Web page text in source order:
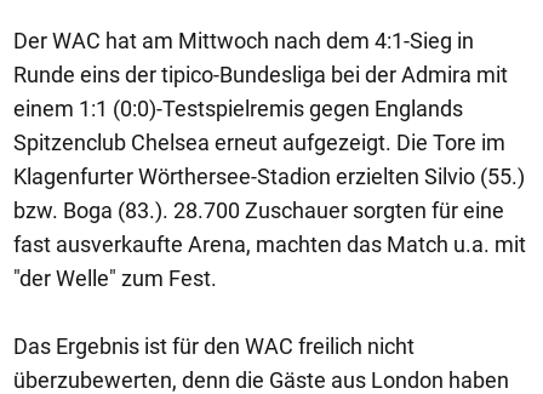
Der WAC hat am Mittwoch nach dem 4:1-Sieg in
Runde eins der tipico-Bundesliga bei der Admira mit
einem 1:1 (0:0)-Testspielremis gegen Englands
Spitzenclub Chelsea erneut aufgezeigt. Die Tore im
Klagenfurter Wörthersee-Stadion erzielten Silvio (55.)
bzw. Boga (83.). 28.700 Zuschauer sorgten für eine
fast ausverkaufte Arena, machten das Match u.a. mit
"der Welle" zum Fest.
Das Ergebnis ist für den WAC freilich nicht
überzubewerten, denn die Gäste aus London haben